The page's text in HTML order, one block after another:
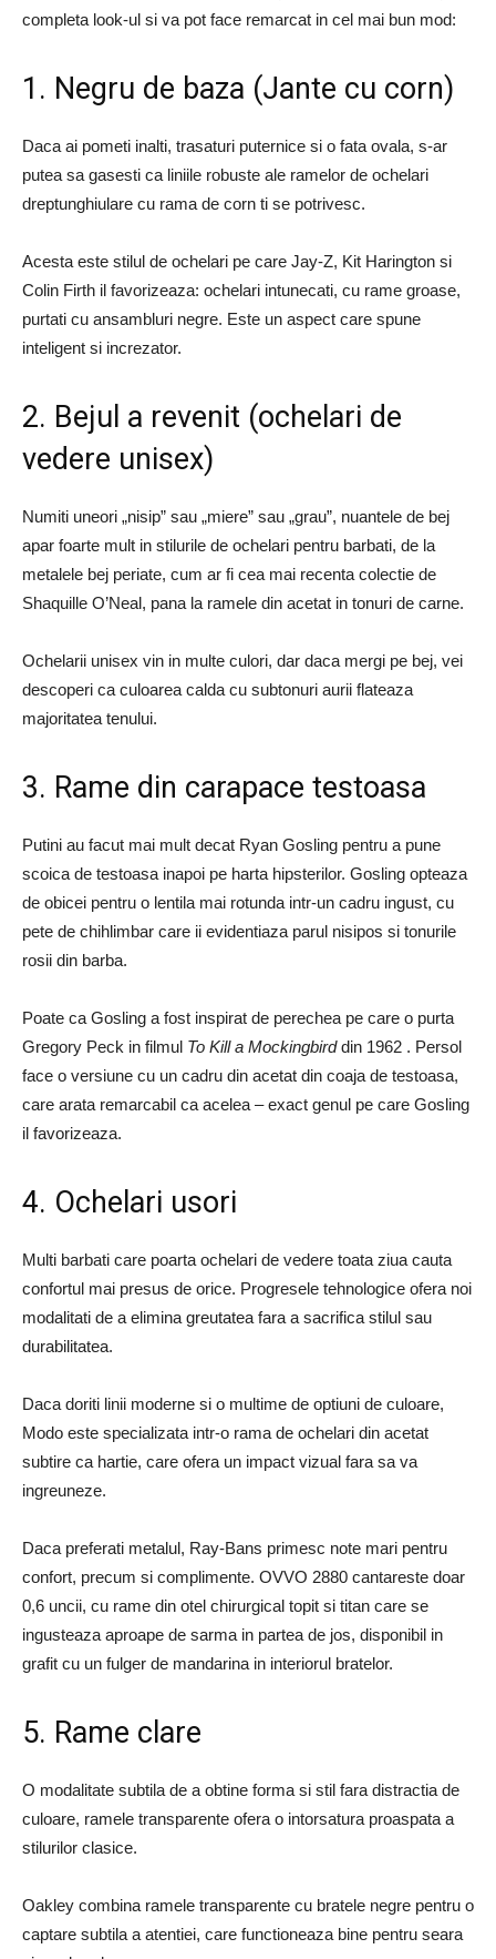
completa look-ul si va pot face remarcat in cel mai bun mod:
1. Negru de baza (Jante cu corn)
Daca ai pometi inalti, trasaturi puternice si o fata ovala, s-ar
putea sa gasesti ca liniile robuste ale ramelor de ochelari
dreptunghiulare cu rama de corn ti se potrivesc.
Acesta este stilul de ochelari pe care Jay-Z, Kit Harington si
Colin Firth il favorizeaza: ochelari intunecati, cu rame groase,
purtati cu ansambluri negre. Este un aspect care spune
inteligent si increzator.
2. Bejul a revenit (ochelari de
vedere unisex)
Numiti uneori „nisip” sau „miere” sau „grau”, nuantele de bej
apar foarte mult in stilurile de ochelari pentru barbati, de la
metalele bej periate, cum ar fi cea mai recenta colectie de
Shaquille O’Neal, pana la ramele din acetat in tonuri de carne.
Ochelarii unisex vin in multe culori, dar daca mergi pe bej, vei
descoperi ca culoarea calda cu subtonuri aurii flateaza
majoritatea tenului.
3. Rame din carapace testoasa
Putini au facut mai mult decat Ryan Gosling pentru a pune
scoica de testoasa inapoi pe harta hipsterilor. Gosling opteaza
de obicei pentru o lentila mai rotunda intr-un cadru ingust, cu
pete de chihlimbar care ii evidentiaza parul nisipos si tonurile
rosii din barba.
Poate ca Gosling a fost inspirat de perechea pe care o purta
Gregory Peck in filmul To Kill a Mockingbirddin 1962 . Persol
face o versiune cu un cadru din acetat din coaja de testoasa,
care arata remarcabil ca acelea – exact genul pe care Gosling
il favorizeaza.
4. Ochelari usori
Multi barbati care poarta ochelari de vedere toata ziua cauta
confortul mai presus de orice. Progresele tehnologice ofera noi
modalitati de a elimina greutatea fara a sacrifica stilul sau
durabilitatea.
Daca doriti linii moderne si o multime de optiuni de culoare,
Modo este specializata intr-o rama de ochelari din acetat
subtire ca hartie, care ofera un impact vizual fara sa va
ingreuneze.
Daca preferati metalul, Ray-Bans primesc note mari pentru
confort, precum si complimente. OVVO 2880 cantareste doar
0,6 uncii, cu rame din otel chirurgical topit si titan care se
ingusteaza aproape de sarma in partea de jos, disponibil in
grafit cu un fulger de mandarina in interiorul bratelor.
5. Rame clare
O modalitate subtila de a obtine forma si stil fara distractia de
culoare, ramele transparente ofera o intorsatura proaspata a
stilurilor clasice.
Oakley combina ramele transparente cu bratele negre pentru o
captare subtila a atentiei, care functioneaza bine pentru seara